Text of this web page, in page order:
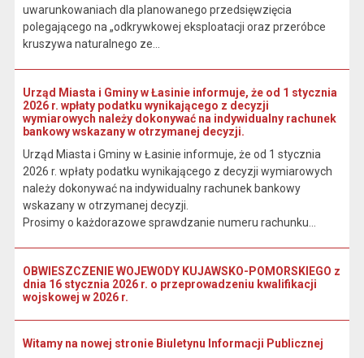
uwarunkowaniach dla planowanego przedsięwzięcia
polegającego na „odkrywkowej eksploatacji oraz przeróbce
kruszywa naturalnego ze...
Urząd Miasta i Gminy w Łasinie informuje, że od 1 stycznia
2026 r. wpłaty podatku wynikającego z decyzji
wymiarowych należy dokonywać na indywidualny rachunek
bankowy wskazany w otrzymanej decyzji.
Urząd Miasta i Gminy w Łasinie informuje, że od 1 stycznia
2026 r. wpłaty podatku wynikającego z decyzji wymiarowych
należy dokonywać na indywidualny rachunek bankowy
wskazany w otrzymanej decyzji.
Prosimy o każdorazowe sprawdzanie numeru rachunku...
OBWIESZCZENIE WOJEWODY KUJAWSKO-POMORSKIEGO z
dnia 16 stycznia 2026 r. o przeprowadzeniu kwalifikacji
wojskowej w 2026 r.
Witamy na nowej stronie Biuletynu Informacji Publicznej